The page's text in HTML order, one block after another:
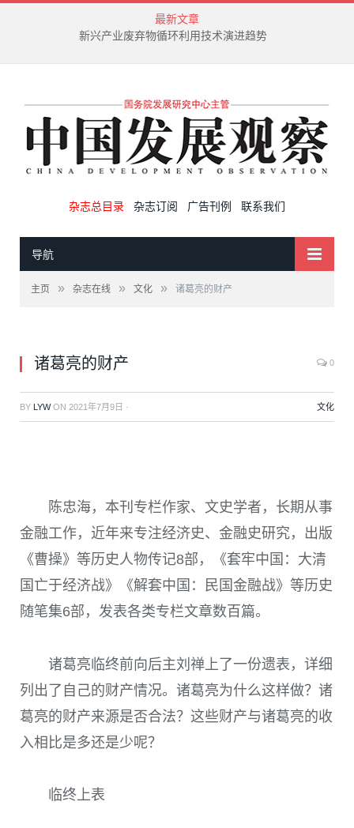
最新文章
新兴产业废弃物循环利用技术演进趋势
杂志总目录 杂志订阅 广告刊例 联系我们
导航
主页 » 杂志在线 » 文化 » 诸葛亮的财产
诸葛亮的财产 0
BY LYWON 2021年7月9日 · 文化
陈忠海， 本刊专栏作家、文史学者，长期从事
金融工作，近年来专注经济史、金融史研究，出版
《曹操》等历史人物传记8部，《套牢中国：大清
国亡于经济战》《解套中国：民国金融战》等历史
随笔集6部，发表各类专栏文章数百篇。
诸葛亮临终前向后主刘禅上了一份遗表，详细
列出了自己的财产情况。诸葛亮为什么这样做？诸
葛亮的财产来源是否合法？这些财产与诸葛亮的收
入相比是多还是少呢？
临终上表